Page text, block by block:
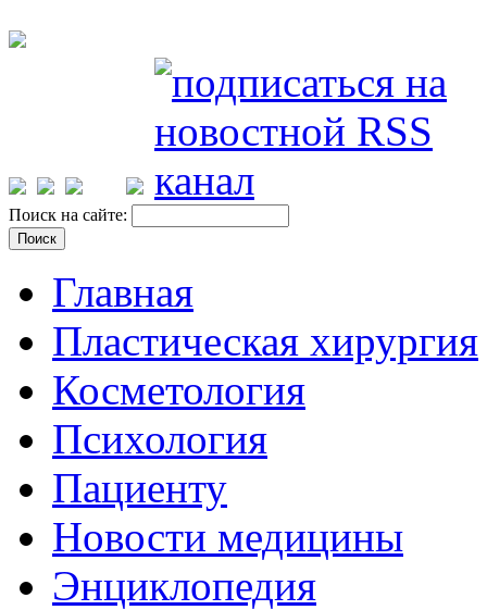
Поиск на сайте:
Главная
Пластическая хирургия
Косметология
Психология
Пациенту
Новости медицины
Энциклопедия